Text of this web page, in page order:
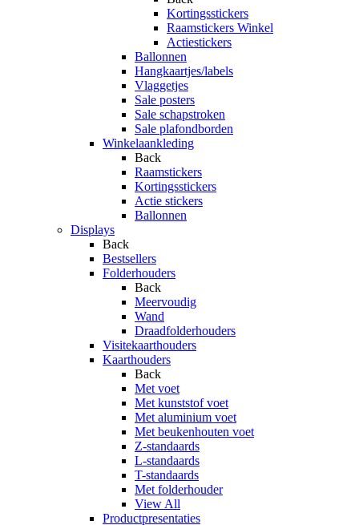
Kortingsstickers
Raamstickers Winkel
Actiestickers
Ballonnen
Hangkaartjes/labels
Vlaggetjes
Sale posters
Sale schapstroken
Sale plafondborden
Winkelaankleding
Back
Raamstickers
Kortingsstickers
Actie stickers
Ballonnen
Displays
Back
Bestsellers
Folderhouders
Back
Meervoudig
Wand
Draadfolderhouders
Visitekaarthouders
Kaarthouders
Back
Met voet
Met kunststof voet
Met aluminium voet
Met beukenhouten voet
Z-standaards
L-standaards
T-standaards
Met folderhouder
View All
Productpresentaties